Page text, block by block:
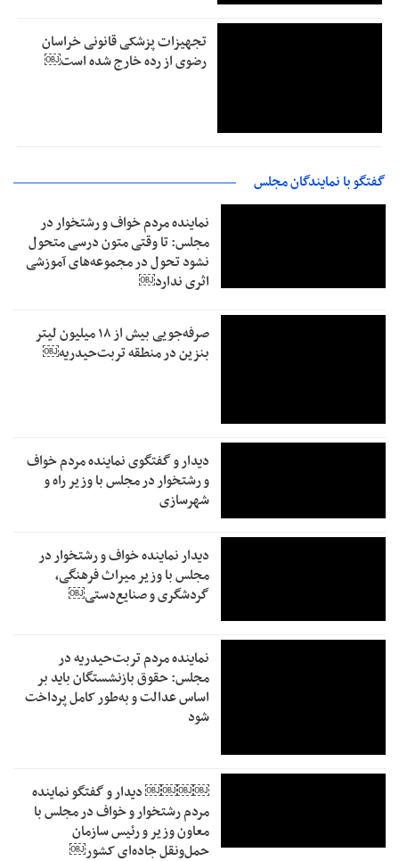
تجهیزات پزشکی قانونی خراسان
رضوی از رده خارج شده است￼
گفتگو با نمایندگان مجلس
نماینده مردم خواف و رشتخوار در
مجلس: تا وقتی متون درسی متحول
نشود تحول در مجموعه‌های آموزشی
اثری ندارد￼
صرفه‌جویی بیش از ۱۸ میلیون لیتر
بنزین در منطقه تربت‌حیدریه￼
دیدار و گفتگوی نماینده مردم خواف
و رشتخوار در مجلس با وزیر راه و
شهرسازی
دیدار نماینده خواف و رشتخوار در
مجلس با وزیر میراث فرهنگی،
گردشگری و صنایع‌دستی￼
نماینده مردم تربت‌حیدریه در
مجلس: حقوق بازنشستگان باید بر
اساس عدالت و به‌طور کامل پرداخت
شود
￼￼￼￼‏ دیدار و گفتگو نماینده
مردم رشتخوار و خواف در مجلس با
معاون وزیر و رئیس سازمان
حمل‌ونقل جاده‌ای کشور￼